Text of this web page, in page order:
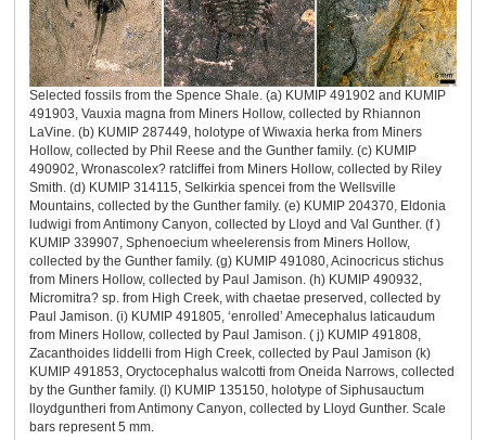
Selected fossils from the Spence Shale. (a) KUMIP 491902 and KUMIP
491903, Vauxia magna from Miners Hollow, collected by Rhiannon
LaVine. (b) KUMIP 287449, holotype of Wiwaxia herka from Miners
Hollow, collected by Phil Reese and the Gunther family. (c) KUMIP
490902, Wronascolex? ratcliffei from Miners Hollow, collected by Riley
Smith. (d) KUMIP 314115, Selkirkia spencei from the Wellsville
Mountains, collected by the Gunther family. (e) KUMIP 204370, Eldonia
ludwigi from Antimony Canyon, collected by Lloyd and Val Gunther. (f )
KUMIP 339907, Sphenoecium wheelerensis from Miners Hollow,
collected by the Gunther family. (g) KUMIP 491080, Acinocricus stichus
from Miners Hollow, collected by Paul Jamison. (h) KUMIP 490932,
Micromitra? sp. from High Creek, with chaetae preserved, collected by
Paul Jamison. (i) KUMIP 491805, ‘enrolled’ Amecephalus laticaudum
from Miners Hollow, collected by Paul Jamison. ( j) KUMIP 491808,
Zacanthoides liddelli from High Creek, collected by Paul Jamison (k)
KUMIP 491853, Oryctocephalus walcotti from Oneida Narrows, collected
by the Gunther family. (l) KUMIP 135150, holotype of Siphusauctum
lloydguntheri from Antimony Canyon, collected by Lloyd Gunther. Scale
bars represent 5 mm.